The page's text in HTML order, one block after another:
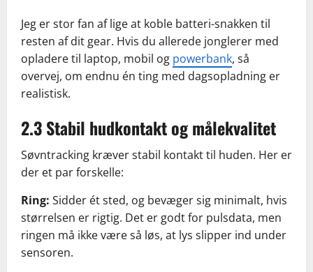
Jeg er stor fan af lige at koble batteri-snakken til
resten af dit gear. Hvis du allerede jonglerer med
opladere til laptop, mobil og powerbank, så
overvej, om endnu én ting med dagsopladning er
realistisk.
2.3 Stabil hudkontakt og målekvalitet
Søvntracking kræver stabil kontakt til huden. Her er
der et par forskelle:
Ring: Sidder ét sted, og bevæger sig minimalt, hvis
størrelsen er rigtig. Det er godt for pulsdata, men
ringen må ikke være så løs, at lys slipper ind under
sensoren.